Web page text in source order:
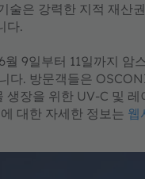
술은 강력한 지적 재산
다.
9일부터 11일까지
다. 방문객들은
생장을 위한 UV-C 및
대한 자세한 정보는 웹